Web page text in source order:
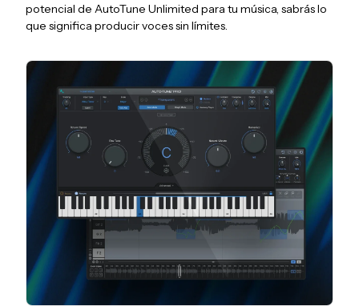
potencial de AutoTune Unlimited para tu música, sabrás lo
que significa producir voces sin límites.